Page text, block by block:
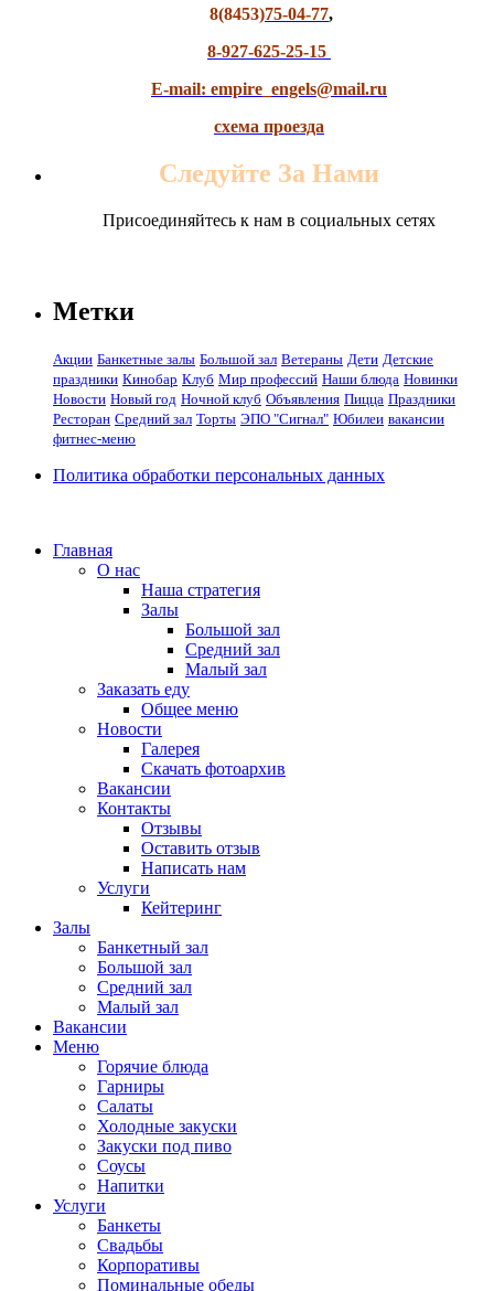
8(8453)75-04-77,
8-927-625-25-15
E-mail: empire_engels@mail.ru
схема проезда
Следуйте За Нами
Присоединяйтесь к нам в социальных сетях
Метки
Акции Банкетные залы Большой зал Ветераны Дети Детские
праздники Кинобар Клуб Мир профессий Наши блюда Новинки
Новости Новый год Ночной клуб Объявления Пицца Праздники
Ресторан Средний зал Торты ЭПО "Сигнал" Юбилеи вакансии
фитнес-меню
Политика обработки персональных данных
Главная
О нас
Наша стратегия
Залы
Большой зал
Средний зал
Малый зал
Заказать еду
Общее меню
Новости
Галерея
Скачать фотоархив
Вакансии
Контакты
Отзывы
Оставить отзыв
Написать нам
Услуги
Кейтеринг
Залы
Банкетный зал
Большой зал
Средний зал
Малый зал
Вакансии
Меню
Горячие блюда
Гарниры
Салаты
Холодные закуски
Закуски под пиво
Соусы
Напитки
Услуги
Банкеты
Свадьбы
Корпоративы
Поминальные обеды